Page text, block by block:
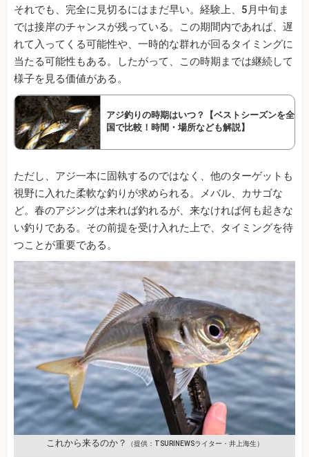
それでも、完全に見切るにはまだ早い。経験上、5月中旬ま
では接岸のチャンスが残っている。この期間内であれば、遅
れて入ってくる可能性や、一時的な群れが回るタイミングに
当たる可能性もある。したがって、この時期までは継続して
様子を見る価値がある。
アジ釣りの時期はいつ？【ベストシーズンを全
国で比較！時間・場所なども解説】
ただし、アジ一本に固執するのではなく、他のターゲットも
視野に入れた柔軟な釣りが求められる。メバル、カサゴな
ど。春のアジングは来れば釣れるが、来なければ何も起きな
い釣りである。その前提を受け入れた上で、タイミングを待
つことが重要である。
これから来るのか？ （提供：TSURINEWSライター・井上海生）